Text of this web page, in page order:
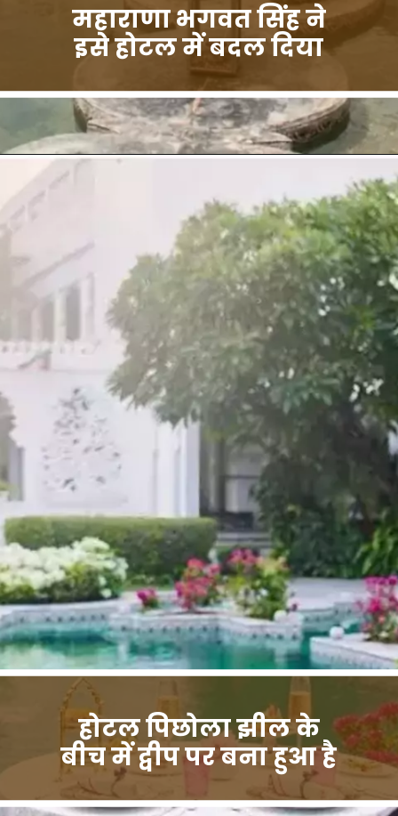
महाराणा भगवत सिंह ने
इसे होटल में बदल दिया
होटल पिछोला झील के
बीच में द्वीप पर बना हुआ है